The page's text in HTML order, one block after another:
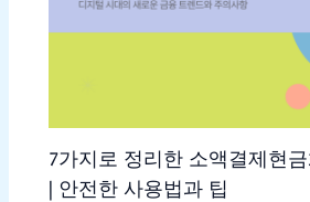
7가지로 정리한 소액결제현
| 안전한 사용법과 팁